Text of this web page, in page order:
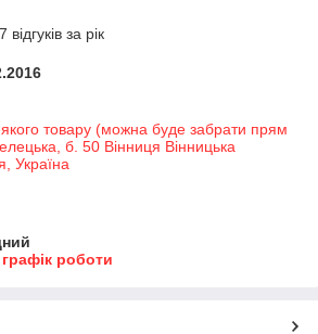
за рік
товару (можна буде забрати прям
б. 50 Вінниця Вінницька
Україна
роботи